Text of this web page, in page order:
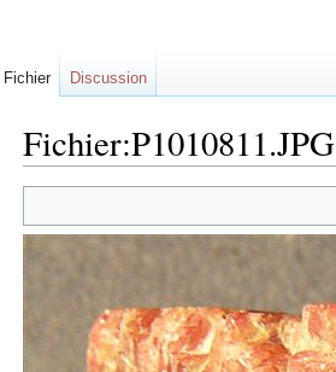
Fichier:P1010811.JPG
Fichier Discussion